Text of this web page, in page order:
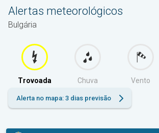
Alertas meteorológicos
Bulgária
Trovoada Chuva Vento
Alerta no mapa: 3 dias previsão